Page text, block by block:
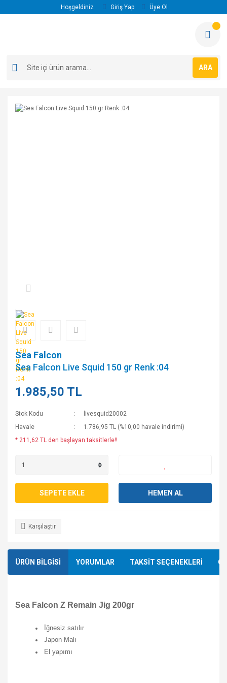
Hoşgeldiniz Giriş Yap Üye Ol
ARA
Sea Falcon
Sea Falcon Live Squid 150 gr Renk :04
1.985,50 TL
Stok Kodu
livesquid20002
Havale
1.786,95 TL (%10,00 havale indirimi)
* 211,62 TL den başlayan taksitlerle!!
SEPETE EKLE HEMEN AL
Karşılaştır
ÜRÜN BİLGİSİ YORUMLAR TAKSİT SEÇENEKLERİ
Sea Falcon Z Remain Jig 200gr
İğnesiz satılır
Japon Malı
El yapımı